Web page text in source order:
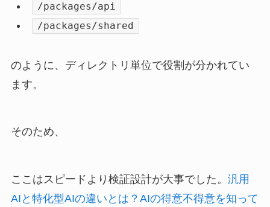
/packages/api
/packages/shared
のように、ディレクトリ単位で役割が分かれてい
ます。
そのため、
ここはスピードより検証設計が大事でした。 汎用
AIと特化型AIの違いとは？AIの得意不得意を知って